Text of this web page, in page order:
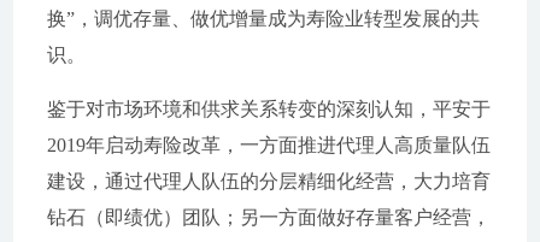
换”，调优存量、做优增量成为寿险业转型发展的共
识。
鉴于对市场环境和供求关系转变的深刻认知，平安于
2019年启动寿险改革，一方面推进代理人高质量队伍
建设，通过代理人队伍的分层精细化经营，大力培育
钻石（即绩优）团队；另一方面做好存量客户经营，